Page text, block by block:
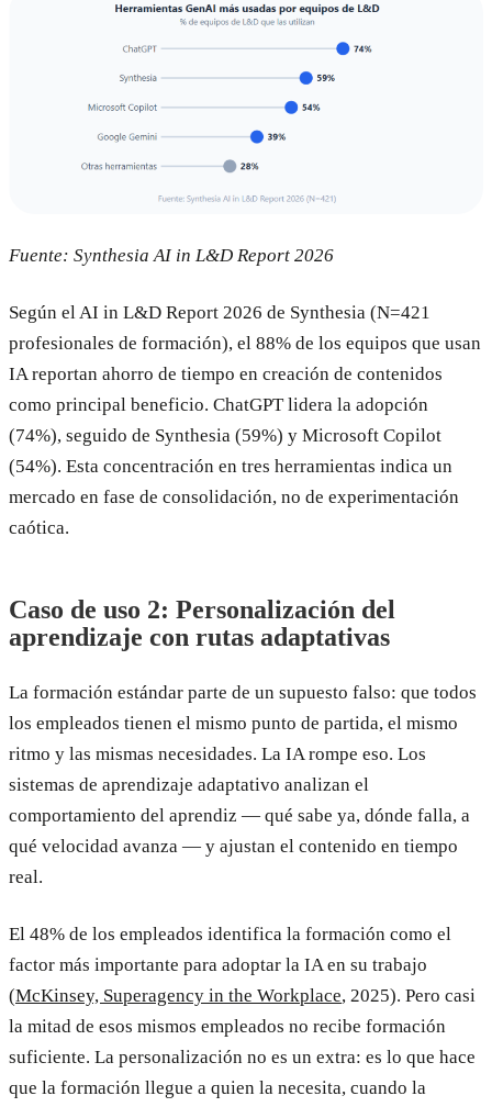
Fuente: Synthesia AI in L&D Report 2026
Según el AI in L&D Report 2026 de Synthesia (N=421
profesionales de formación), el 88% de los equipos que usan
IA reportan ahorro de tiempo en creación de contenidos
como principal beneficio. ChatGPT lidera la adopción
(74%), seguido de Synthesia (59%) y Microsoft Copilot
(54%). Esta concentración en tres herramientas indica un
mercado en fase de consolidación, no de experimentación
caótica.
Caso de uso 2: Personalización del
aprendizaje con rutas adaptativas
La formación estándar parte de un supuesto falso: que todos
los empleados tienen el mismo punto de partida, el mismo
ritmo y las mismas necesidades. La IA rompe eso. Los
sistemas de aprendizaje adaptativo analizan el
comportamiento del aprendiz — qué sabe ya, dónde falla, a
qué velocidad avanza — y ajustan el contenido en tiempo
real.
El 48% de los empleados identifica la formación como el
factor más importante para adoptar la IA en su trabajo
(McKinsey, Superagency in the Workplace, 2025). Pero casi
la mitad de esos mismos empleados no recibe formación
suficiente. La personalización no es un extra: es lo que hace
que la formación llegue a quien la necesita, cuando la